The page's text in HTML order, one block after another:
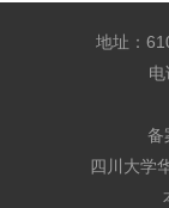
地址：
备
四川大学